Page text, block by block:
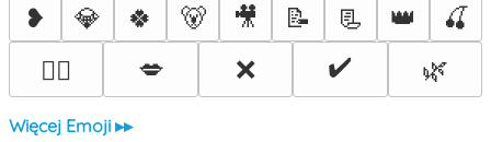
❥
💎 🍀 🐻 🎥 📝 📃 👑
🍒
❤️‍🔥
💋 ❌ ✔️ 🌿
Więcej Emoji ▸▸